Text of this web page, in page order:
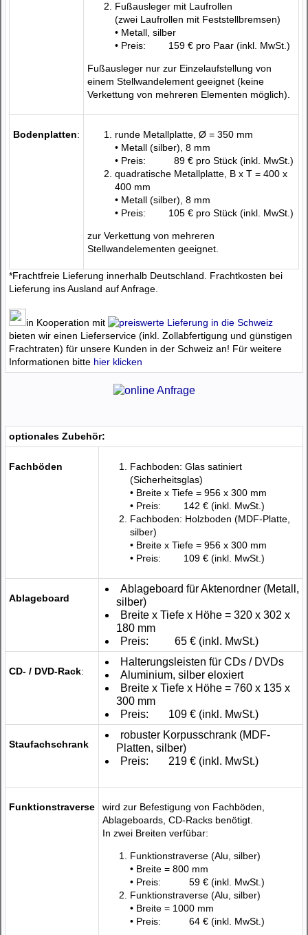
Fußausleger mit Laufrollen
(zwei Laufrollen mit Feststellbremsen)
• Metall, silber
• Preis:
159 € pro Paar (inkl. MwSt.)
Fußausleger nur zur Einzelaufstellung von
einem Stellwandelement geeignet (keine
Verkettung von mehreren Elementen möglich).
Bodenplatten:
runde Metallplatte, Ø = 350 mm
• Metall (silber), 8 mm
• Preis:
89 € pro Stück (inkl. MwSt.)
quadratische Metallplatte, B x T = 400 x
400 mm
• Metall (silber), 8 mm
• Preis:
105 € pro Stück (inkl. MwSt.)
zur Verkettung von mehreren
Stellwandelementen geeignet.
*Frachtfreie Lieferung innerhalb Deutschland. Frachtkosten bei
Lieferung ins Ausland auf Anfrage.
in Kooperation mit
bieten wir einen Lieferservice (inkl. Zollabfertigung und günstigen
Frachtraten) für unsere Kunden in der Schweiz an! Für weitere
Informationen bitte hier klicken
optionales Zubehör:
Fachböden
Fachboden: Glas satiniert
(Sicherheitsglas)
• Breite x Tiefe = 956 x 300 mm
• Preis:
142 € (inkl. MwSt.)
Fachboden: Holzboden (MDF-Platte,
silber)
• Breite x Tiefe = 956 x 300 mm
• Preis:
109 € (inkl. MwSt.)
Ablageboard
Ablageboard für Aktenordner (Metall,
silber)
Breite x Tiefe x Höhe = 320 x 302 x
180 mm
Preis:
65 € (inkl. MwSt.)
CD- / DVD-Rack:
Halterungsleisten für CDs / DVDs
Aluminium, silber eloxiert
Breite x Tiefe x Höhe = 760 x 135 x
300 mm
Preis:
109 € (inkl. MwSt.)
Staufachschrank
robuster Korpusschrank (MDF-
Platten, silber)
Preis:
219 € (inkl. MwSt.)
Funktionstraverse
wird zur Befestigung von Fachböden,
Ablageboards, CD-Racks benötigt.
In zwei Breiten verfübar:
Funktionstraverse (Alu, silber)
• Breite = 800 mm
• Preis:
59 € (inkl. MwSt.)
Funktionstraverse (Alu, silber)
• Breite = 1000 mm
• Preis:
64 € (inkl. MwSt.)